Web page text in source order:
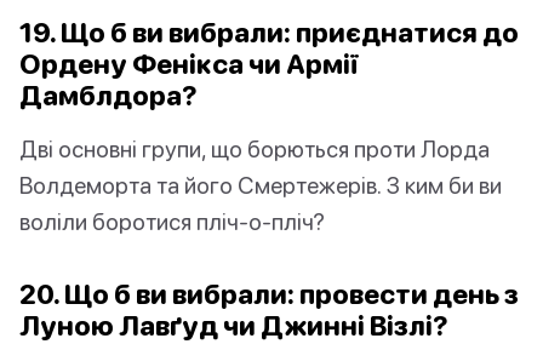
19. Що б ви вибрали: приєднатися до
Ордену Фенікса чи Армії
Дамблдора?
Дві основні групи, що борються проти Лорда
Волдеморта та його Смертежерів. З ким би ви
воліли боротися пліч-о-пліч?
20. Що б ви вибрали: провести день з
Луною Лавґуд чи Джинні Візлі?